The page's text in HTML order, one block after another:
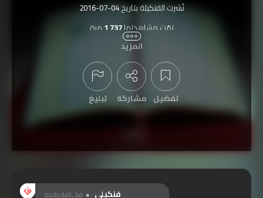
نُشرت الفنكيلة بتاريخ2016-07-04
تمّت مشاهدتها1,737 مرة
المزيد
تفضيل مشاركة تبليغ
عرض التعليقات
فنكيلي قبل ثانية واحدة